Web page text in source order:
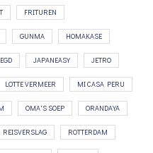
FRITUREN
GUNMA HOMAKASE
JAPANEASY JETRO
LOTTE VERMEER MI CASA PERU
OMA'S SOEP ORANDAYA
REISVERSLAG ROTTERDAM